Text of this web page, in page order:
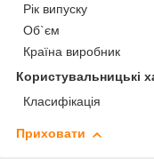
Рік випуску
Об`єм
Країна виробник
Користувальницькі
Класифікація
Приховати